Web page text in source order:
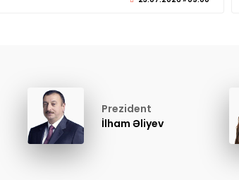
Prezident
İlham Əliyev